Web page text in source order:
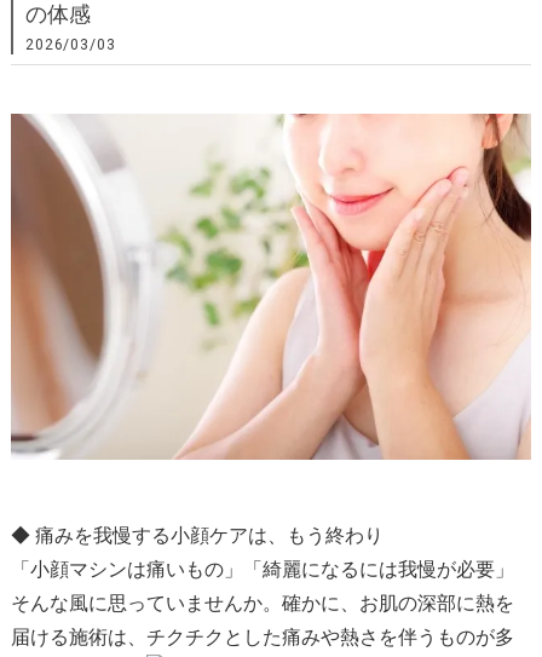
の体感
2026/03/03
◆ 痛みを我慢する小顔ケアは、もう終わり
「小顔マシンは痛いもの」「綺麗になるには我慢が必要」
そんな風に思っていませんか。確かに、お肌の深部に熱を
届ける施術は、チクチクとした痛みや熱さを伴うものが多